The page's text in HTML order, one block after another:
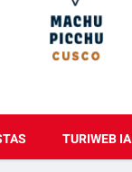
TURIWEB IA